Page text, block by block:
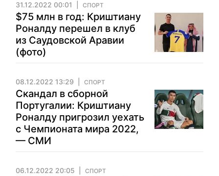
31.12.2022 00:01 СПОРТ
$75 млн в год: Криштиану
Роналду перешел в клуб
из Саудовской Аравии
(фото)
08.12.2022 13:29 СПОРТ
Скандал в сборной
Португалии: Криштиану
Роналду пригрозил уехать
с Чемпионата мира 2022,
— СМИ
06.12.2022 20:05 СПОРТ